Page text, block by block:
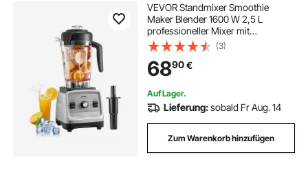
VEVOR Standmixer Smoothie
Maker Blender 1600 W 2,5 L
professioneller Mixer mit
leistungsstarkem Motor,
multifunktionaler Mixer zur
Lebensmittelverarbeitung für
Smoothies / Milchshakes / Säfte
(3)
6890€
Auf Lager.
Lieferung:sobald Fr Aug. 14
Zum Warenkorb hinzufügen